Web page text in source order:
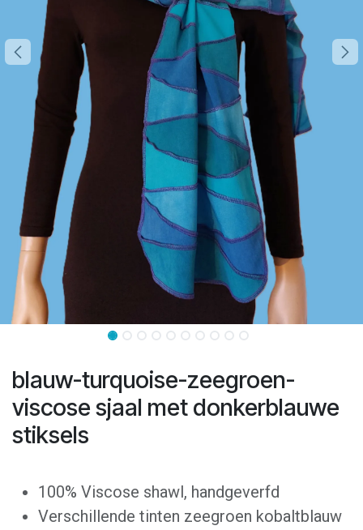
blauw-turquoise-zeegroen-
viscose sjaal met donkerblauwe
stiksels
100% Viscose shawl, handgeverfd
Verschillende tinten zeegroen kobaltblauw